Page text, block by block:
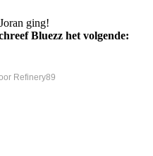
ging!
Bluezz het volgende:
Refinery89